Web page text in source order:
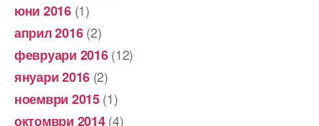
юни 2016(1)
април 2016(2)
февруари 2016(12)
януари 2016 (2)
ноември 2015(1)
октомври 2014(4)